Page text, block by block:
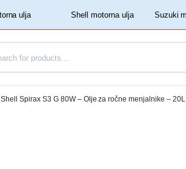
‏‏‎ ‎Shell motorna ulja‏‏‎ ‎
Shell Spirax S3 G 80W – Olje za ročne menjalnike – 20L